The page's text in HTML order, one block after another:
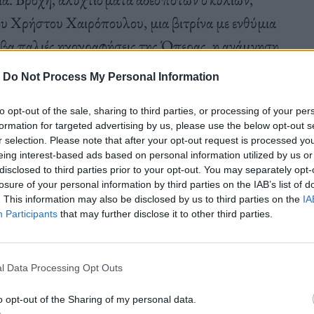
Do Not Process My Personal Information
opt-out of the sale, sharing to third parties, or processing of your
for targeted advertising by us, please use the below opt-out
selection. Please note that after your opt-out request is processed
interest-based ads based on personal information utilized by us
to third parties prior to your opt-out. You may separately
of your personal information by third parties on the IAB’s list of
This information may also be disclosed by us to third parties on the
Participants that may further disclose it to other third parties.
Data Processing Opt Outs
opt-out of the Sharing of my personal data.
Χαιρόπουλου, μια βιτρίνα με ενθύμια
παλιές ηχογραφήσεις της Όπερας, η ανάμνηση
οδηγοί…
να φεύγω» είναι ένα ακατάτακτο έργο
του μπουλβάρ, άλλοτε με το ψυχολογικό
κι άλλοτε με τα παλιά, αισθηματικά ρομάντσα
δράμα, κρατάει σφιχτά το χέρι της κωμωδίας.